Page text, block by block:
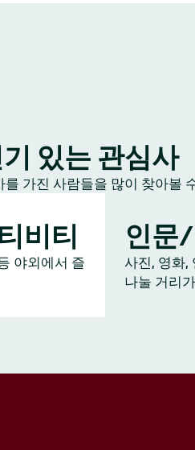
있는 관심사
가진 사람들을 많이 찾아볼
비티
야외에서 즐
인문
사진, 영화,
나눌 거리